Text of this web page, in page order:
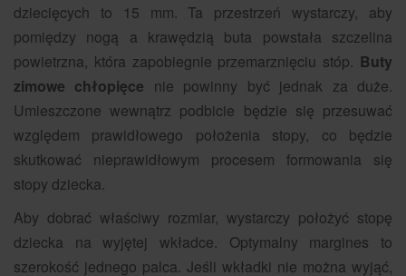
dziecięcych to 15 mm. Ta przestrzeń wystarczy, aby
pomiędzy nogą a krawędzią buta powstała szczelina
powietrzna, która zapobiegnie przemarznięciu stóp. Buty
zimowe chłopięce nie powinny być jednak za duże.
Umieszczone wewnątrz podbicie będzie się przesuwać
względem prawidłowego położenia stopy, co będzie
skutkować nieprawidłowym procesem formowania się
stopy dziecka.
Aby dobrać właściwy rozmiar, wystarczy położyć stopę
dziecka na wyjętej wkładce. Optymalny margines to
szerokość jednego palca. Jeśli wkładki nie można wyjąć,